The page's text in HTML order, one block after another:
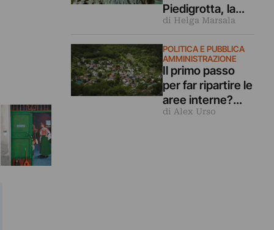
Il progetto Sentiero Porte
Piedigrotta, la
celebre chiesa
un gioiello di
outsider art
di Helga Marsala
POLITICA E PUBBLICA
AMMINISTRAZIONE
Il primo passo
per far ripartire le
aree interne?
Piantarla di usare
di Alex Urso